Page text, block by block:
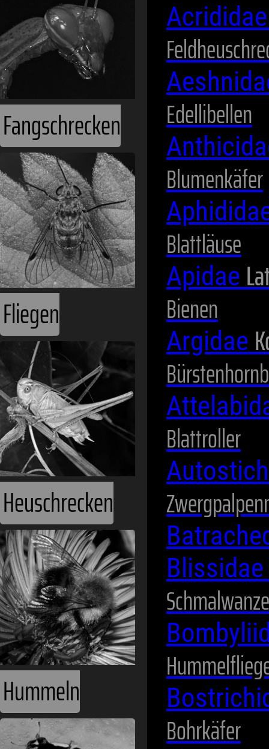
Fangschrecken
Fliegen
Heuschrecken
Hummeln
Edellibellen
Blumenkäfer
Blattläuse
Apidae
Bienen
Argidae
Blattroller
Blissidae
Bohrkäfer